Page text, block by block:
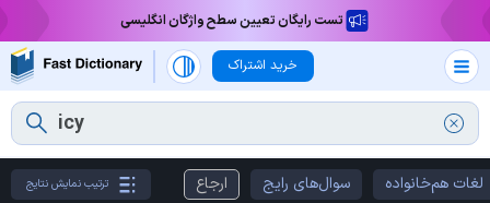
تست رایگان تعیین سطح واژگان انگلیسی
خرید اشتراک
لغات هم‌خانواده سوال‌های رایج ارجاع ترتیب نمایش نتایج